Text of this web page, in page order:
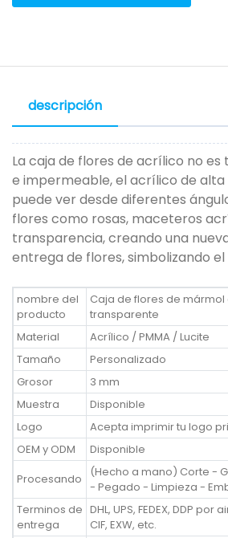
descripción
La caja de flores de acrílico no es
e impermeable, el acrílico de
puede ver desde diferentes
flores como rosas, maceteros
transparencia, creando una
entrega de flores, simbolizando
nombre del
producto
Caja de flores de
transparente
Material
Acrílico / PMMA / Lucite
Tamaño
Personalizado
Grosor
3 mm
Muestra
Disponible
Logo
Acepta imprimir tu logo
OEM y ODM
Disponible
Procesando
(Hecho a mano) Corte -
- Pegado - Limpieza -
Terminos de
entrega
DHL, UPS, FEDEX, DDP
CIF, EXW, etc.